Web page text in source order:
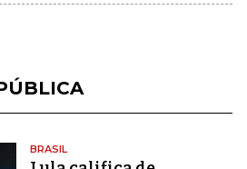
BRASIL